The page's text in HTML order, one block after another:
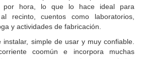
por hora, lo que lo hace ideal para
recinto, cuentos como laboratorios,
y actividades de fabricación.
simple de usar y muy confiable.
coomún e incorpora muchas